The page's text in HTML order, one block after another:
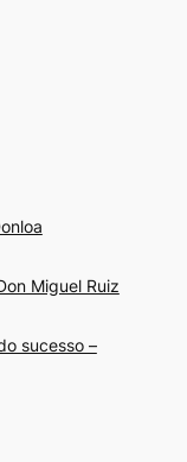
Miguel Ruiz
sucesso –